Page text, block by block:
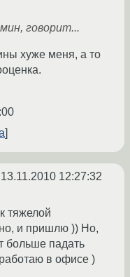
говорит...
хуже меня, а то
13.11.2010 12:27:32
тяжелой
и пришлю )) Но,
больше падать
работаю в офисе )